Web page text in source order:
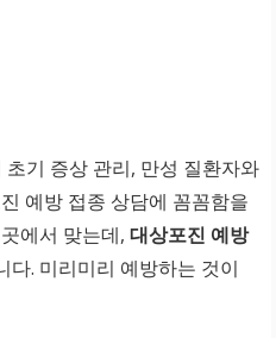
기 증상 관리, 만성 질환자와
예방 접종 상담에 꼼꼼함을
에서 맞는데, 대상포진 예방
다. 미리미리 예방하는 것이